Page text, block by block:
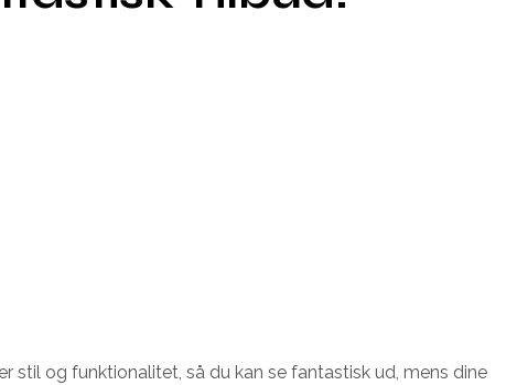
stil og funktionalitet, så du kan se fantastisk ud, mens dine